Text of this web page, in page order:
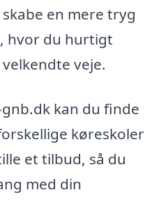
en mere tryg
hvor du hurtigt
veje.
kan du finde
køreskoler
et tilbud, så du
med din